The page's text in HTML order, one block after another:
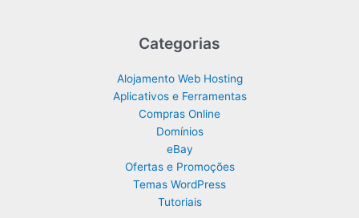
Categorias
Alojamento Web Hosting
Aplicativos e Ferramentas
Compras Online
Domínios
eBay
Ofertas e Promoções
Temas WordPress
Tutoriais